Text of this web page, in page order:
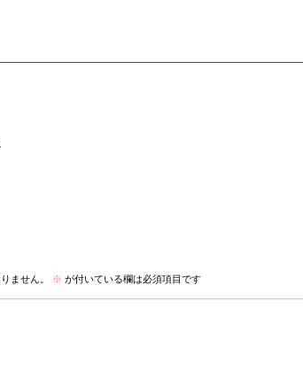
ません。 ※ が付いている欄は必須項目です